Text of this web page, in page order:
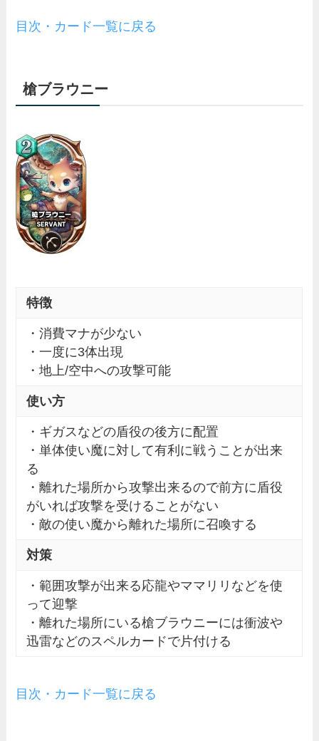
目次・カード一覧に戻る
槍ブラウニー
特徴
・消費マナが少ない
・一度に3体出現
・地上/空中への攻撃可能
使い方
・ギガスなどの盾役の後方に配置
・単体使い魔に対して有利に戦うことが出来
る
・離れた場所から攻撃出来るので前方に盾役
がいれば攻撃を受けることがない
・敵の使い魔から離れた場所に召喚する
対策
・範囲攻撃が出来る応龍やママリリなどを使
って迎撃
・離れた場所にいる槍ブラウニーには衝波や
迅雷などのスペルカードで片付ける
目次・カード一覧に戻る